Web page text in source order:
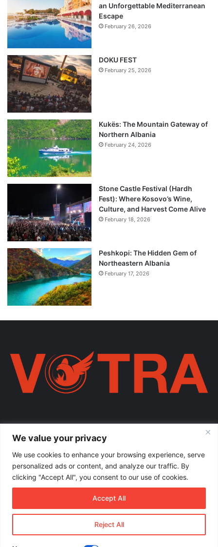
We value your privacy
We use cookies to enhance your browsing experience, serve
personalized ads or content, and analyze our traffic. By
clicking "Accept All", you consent to our use of cookies.
Reject All
Accept All
an Unforgettable Mediterranean
Escape
February 26, 2026
DOKU FEST
February 25, 2026
Kukës: The Mountain Gateway of
Northern Albania
February 24, 2026
Stone Castle Festival (Hardh
Fest): Where Kosovo’s Wine,
Culture, and Harvest Come Alive
February 18, 2026
Peshkopi: The Hidden Gem of
Northeastern Albania
February 17, 2026
mëmëdhe e të shpërndarë nëpër botë; një familje ku çdo brez ka
Enter
your